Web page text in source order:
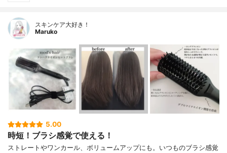
スキンケア大好き！
Maruko
5.00
時短！ブラシ感覚で使える！
ストレートやワンカール、ボリュームアップにも。いつものブラシ感覚